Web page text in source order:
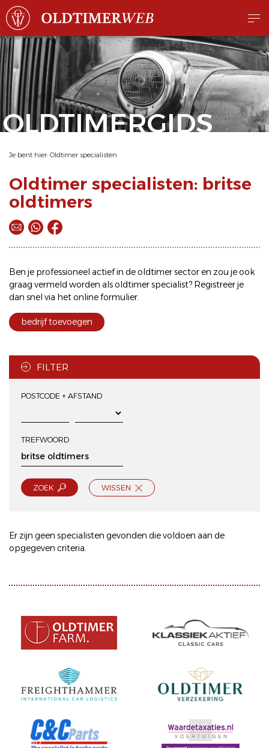
OLDTIMERGIDS
Je bent hier: Oldtimer specialisten
Oldtimer specialisten: britse
oldtimers
Ben je professioneel actief in de oldtimer sector en zou je ook
graag vermeld worden als oldtimer specialist? Registreer je
dan snel via hetonline formulier.
bedrijf toevoegen
FILTER
POSTCODE + AFSTAND
TREFWOORD
ZOEK WISSEN
Er zijn geen specialisten gevonden die voldoen aan de
opgegeven criteria.